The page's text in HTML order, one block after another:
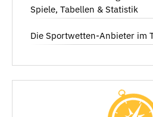
Spiele, Tabellen & Statistik
Die Sportwetten-Anbieter im